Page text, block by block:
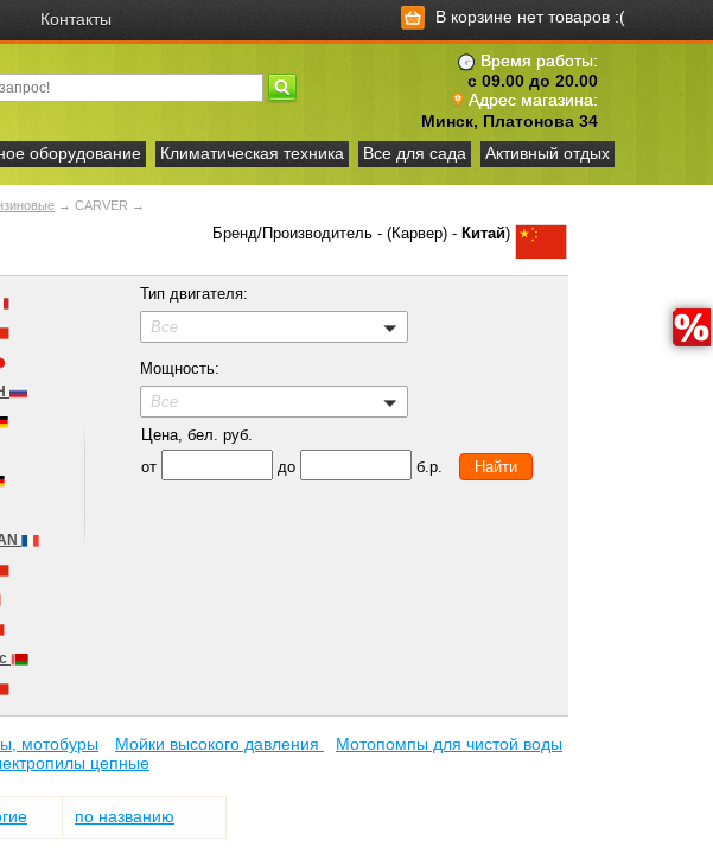
Контакты В корзине нет товаров :(
Время работы:
с 09.00 до 20.00
Адрес магазина:
Минск, Платонова 34
оборудование Климатическая техника Все для сада Активный отдых
→ CARVER →
Бренд/Производитель - (Карвер) - Китай)
Тип двигателя:
Все
Мощность:
Все
Цена, бел. руб.
от
до б.р.
мотобуры Мойки высокого давления
Мотопомпы для чистой воды
цепные
по названию